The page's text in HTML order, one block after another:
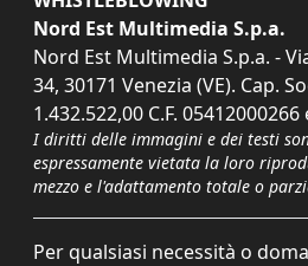
Nord Est Multimedia S.p.a.
Nord Est Multimedia S.p.a. -
34, 30171 Venezia (VE). Cap.
1.432.522,00 C.F. 05412000266
I diritti delle immagini e dei testi
espressamente vietata la loro
mezzo e l'adattamento totale o
Per qualsiasi necessità o